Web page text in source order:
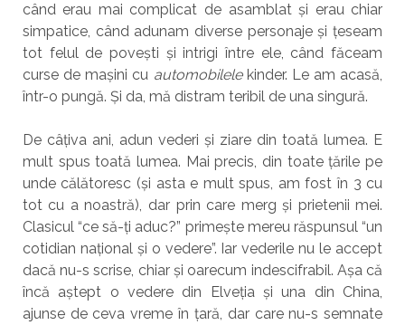
când erau mai complicat de asamblat și erau chiar
simpatice, când adunam diverse personaje și țeseam
tot felul de povești și intrigi între ele, când făceam
curse de mașini cu automobilele kinder. Le am acasă,
într-o pungă. Și da, mă distram teribil de una singură.
De câțiva ani, adun vederi și ziare din toată lumea. E
mult spus toată lumea. Mai precis, din toate țările pe
unde călătoresc (și asta e mult spus, am fost în 3 cu
tot cu a noastră), dar prin care merg și prietenii mei.
Clasicul “ce să-ți aduc?” primește mereu răspunsul “un
cotidian național și o vedere”. Iar vederile nu le accept
dacă nu-s scrise, chiar și oarecum indescifrabil. Așa că
încă aștept o vedere din Elveția și una din China,
ajunse de ceva vreme în țară, dar care nu-s semnate